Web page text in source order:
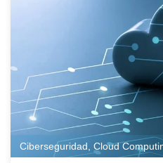
Ciberseguridad Cloud